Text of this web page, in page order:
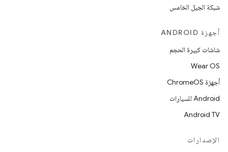
شبكة الجيل الخامس
أجهزة ANDROID
شاشات كبيرة الحجم
Wear OS
أجهزة ChromeOS
Android للسيارات
Android TV
الإصدارات